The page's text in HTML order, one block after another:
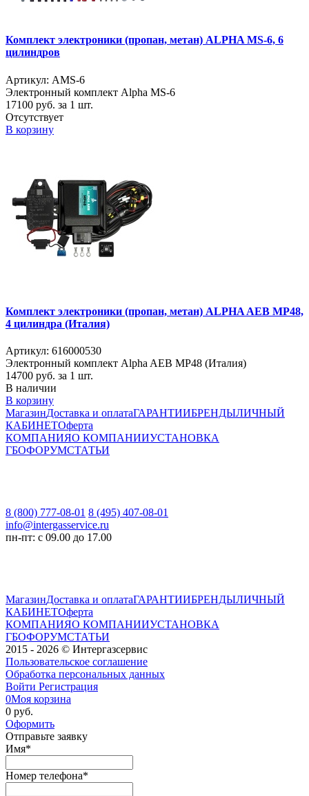
Комплект электроники (пропан, метан) ALPHA MS-6, 6
цилиндров
Артикул: AMS-6
Электронный комплект Alpha MS-6
17100 руб. за 1 шт.
Отсутствует
В корзину
Комплект электроники (пропан, метан) ALPHA AEB MP48,
4 цилиндра (Италия)
Артикул: 616000530
Электронный комплект Alpha AEB MP48 (Италия)
14700 руб. за 1 шт.
В наличии
В корзину
МагазинДоставка и оплатаГАРАНТИИБРЕНДЫЛИЧНЫЙ
КАБИНЕТОферта
КОМПАНИЯО КОМПАНИИУСТАНОВКА
ГБОФОРУМСТАТЬИ
8 (800) 777-08-01 8 (495) 407-08-01
info@intergasservice.ru
пн-пт: с 09.00 до 17.00
МагазинДоставка и оплатаГАРАНТИИБРЕНДЫЛИЧНЫЙ
КАБИНЕТОферта
КОМПАНИЯО КОМПАНИИУСТАНОВКА
ГБОФОРУМСТАТЬИ
2015 - 2026 © Интергазсервис
Пользовательское соглашение
Обработка персональных данных
Войти Регистрация
0Моя корзина
0 руб.
Оформить
Отправьте заявку
Имя*
Номер телефона*